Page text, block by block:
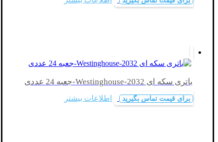
باتری سکه ای 2032-Westinghouse-جعبه 24 عددی
برای قیمت تماس بگیرید اطلاعات بیشتر